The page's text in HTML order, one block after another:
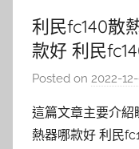
利民fc140散
款好 利民
Posted on 2022-
這篇文章主要介
熱器哪款好 利民